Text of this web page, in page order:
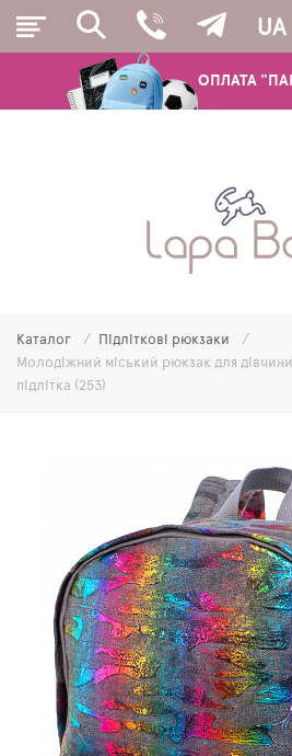
ОПЛАТА
UA
ШКІЛЬНІ РЮКЗАКИ ТА РАНЦІ
МОЛОДІЖНІ РЮКЗАКИ
DELUNE
SCHOOL STANDARD
SKYNAME
РОЗПРОДАЖ
Каталог
Підліткові рюкзаки
Молодіжний міський рюкзак для
підлітка (253)